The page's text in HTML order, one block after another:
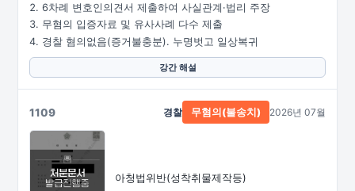
6차례 변호인의견서 제출하여 사실관계·법리 주장
무혐의 입증자료 및 유사사례 다수 제출
경찰 혐의없음(증거불충분). 누명벗고 일상복귀
강간 해설
1109
아청법위반(성착취물제작등)
경찰 무혐의(불송치) 2026년 07월